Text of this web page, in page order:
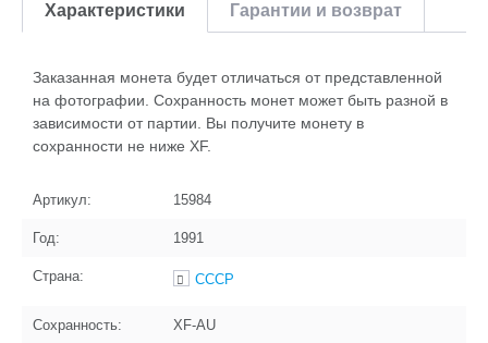
Характеристики Гарантии и возврат
Заказанная монета будет отличаться от представленной
на фотографии. Сохранность монет может быть разной в
зависимости от партии. Вы получите монету в
сохранности не ниже XF.
Артикул: 15984
Год: 1991
Страна: СССР
Сохранность: XF-AU